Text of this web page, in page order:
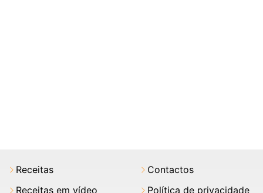
Receitas
Receitas em vídeo
Contactos
Política de privacidade